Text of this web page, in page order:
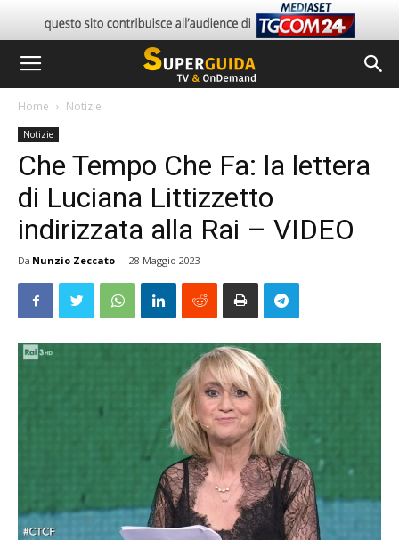
Home Notizie
Notizie
Che Tempo Che Fa: la lettera
di Luciana Littizzetto
indirizzata alla Rai – VIDEO
Da Nunzio Zeccato - 28 Maggio 2023